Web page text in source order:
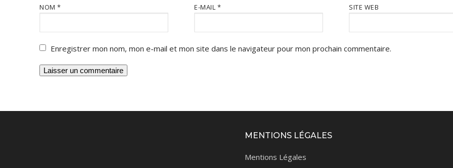
NOM * E-MAIL * SITE WEB
Enregistrer mon nom, mon e-mail et mon site dans le navigateur pour mon prochain commentaire.
MENTIONS LÉGALES
Mentions Légales